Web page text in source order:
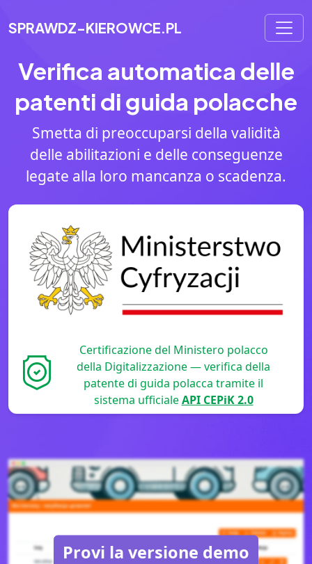
SPRAWDZ-KIEROWCE.PL
Verifica automatica delle
patenti di guida polacche
Smetta di preoccuparsi della validità
delle abilitazioni e delle conseguenze
legate alla loro mancanza o scadenza.
Certificazione del Ministero polacco
della Digitalizzazione — verifica della
patente di guida polacca tramite il
sistema ufficialeAPI CEPiK 2.0
Provi la versione demo